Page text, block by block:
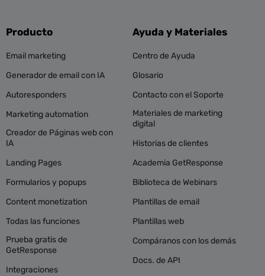
Producto
Email marketing
Generador de email con IA
Autoresponders
Marketing automation
Creador de Páginas web con
IA
Landing Pages
Formularios y popups
Content monetization
Todas las funciones
Prueba gratis de
GetResponse
Integraciones
Ayuda y Materiales
Centro de Ayuda
Glosario
Contacto con el Soporte
Materiales de marketing
digital
Historias de clientes
Academia GetResponse
Biblioteca de Webinars
Plantillas de email
Plantillas web
Compáranos con los demás
Docs. de API